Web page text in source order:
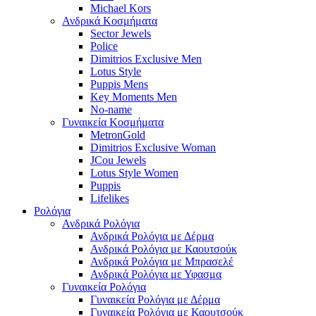
Michael Kors
Ανδρικά Κοσμήματα
Sector Jewels
Police
Dimitrios Exclusive Men
Lotus Style
Puppis Mens
Key Moments Men
No-name
Γυναικεία Κοσμήματα
MetronGold
Dimitrios Exclusive Woman
JCou Jewels
Lotus Style Women
Puppis
Lifelikes
Ρολόγια
Ανδρικά Ρολόγια
Ανδρικά Ρολόγια με Δέρμα
Ανδρικά Ρολόγια με Καουτσούκ
Ανδρικά Ρολόγια με Μπρασελέ
Ανδρικά Ρολόγια με Υφασμα
Γυναικεία Ρολόγια
Γυναικεία Ρολόγια με Δέρμα
Γυναικεία Ρολόγια με Καουτσούκ